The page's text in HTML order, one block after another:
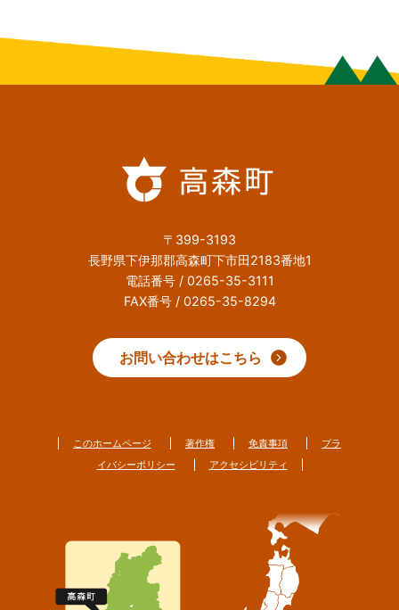
〒399-3193
長野県下伊那郡高森町下市田2183番地1
電話番号 / 0265-35-3111
FAX番号 / 0265-35-8294
お問い合わせはこちら
このホームページ 著作権 免責事項
プラ
イバシーポリシー
アクセシビリティ